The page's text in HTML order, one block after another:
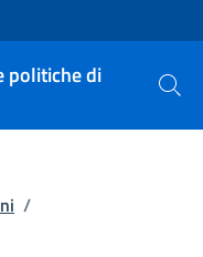
politiche di
Cerca
/